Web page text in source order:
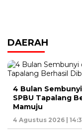
DAERAH
4 Bulan
SPBU Tapalang
Mamuju
4 Agustus 2026 |